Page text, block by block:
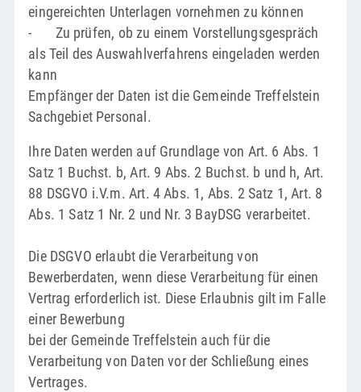
eingereichten Unterlagen vornehmen zu können
- Zu prüfen, ob zu einem Vorstellungsgespräch
als Teil des Auswahlverfahrens eingeladen werden
kann
Empfänger der Daten ist die Gemeinde Treffelstein
Sachgebiet Personal.
Ihre Daten werden auf Grundlage von Art. 6 Abs. 1
Satz 1 Buchst. b, Art. 9 Abs. 2 Buchst. b und h, Art.
88 DSGVO i.V.m. Art. 4 Abs. 1, Abs. 2 Satz 1, Art. 8
Abs. 1 Satz 1 Nr. 2 und Nr. 3 BayDSG verarbeitet.
Die DSGVO erlaubt die Verarbeitung von
Bewerberdaten, wenn diese Verarbeitung für einen
Vertrag erforderlich ist. Diese Erlaubnis gilt im Falle
einer Bewerbung
bei der Gemeinde Treffelstein auch für die
Verarbeitung von Daten vor der Schließung eines
Vertrages.